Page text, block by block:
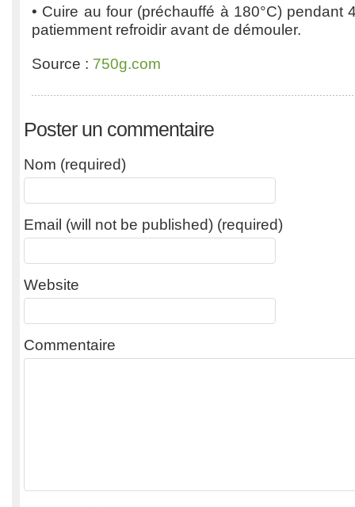
• Cuire au four (préchauffé à 180°C) pendant
patiemment refroidir avant de démouler.
Source : 750g.com
Poster un commentaire
Nom (required)
Email (will not be published) (required)
Website
Commentaire